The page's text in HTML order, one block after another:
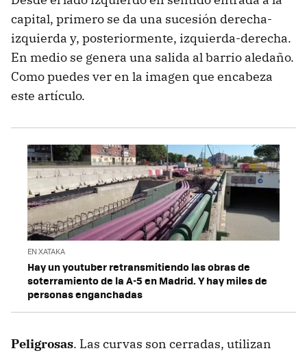
capital, primero se da una sucesión derecha-
izquierda y, posteriormente, izquierda-derecha.
En medio se genera una salida al barrio aledaño.
Como puedes ver en la imagen que encabeza
este artículo.
EN XATAKA
Hay un youtuber retransmitiendo las obras de
soterramiento de la A-5 en Madrid. Y hay miles de
personas enganchadas
Peligrosas. Las curvas son cerradas, utilizan